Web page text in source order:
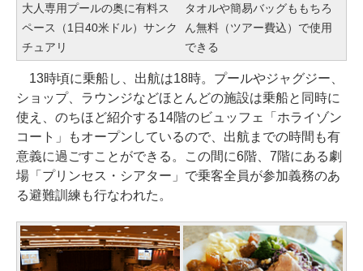
大人専用プールの奥に有料ス
ペース（1日40米ドル）サンク
チュアリ
タオルや簡易バッグももちろ
ん無料（ツアー費込）で使用
できる
13時頃に乗船し、出航は18時。プールやジャグジー、
ショップ、ラウンジなどほとんどの施設は乗船と同時に
使え、のちほど紹介する14階のビュッフェ「ホライゾン
コート」もオープンしているので、出航までの時間も有
意義に過ごすことができる。この間に6階、7階にある劇
場「プリンセス・シアター」で乗客全員が参加義務のあ
る避難訓練も行なわれた。